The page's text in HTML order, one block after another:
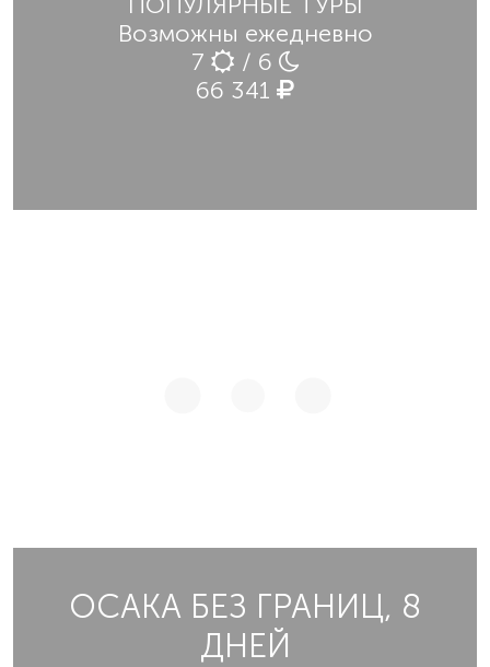
Возможны ежедневно
7
/ 6
66 341
ОСАКА БЕЗ ГРАНИЦ, 8
ДНЕЙ